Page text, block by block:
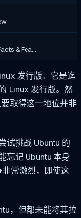
& Fea…
发行版。它是迄
Linux 发行版。然
取得这一地位并非
试挑战 Ubuntu 的
忘记 Ubuntu 本身
常激烈，即使这
，但都未能将其拉